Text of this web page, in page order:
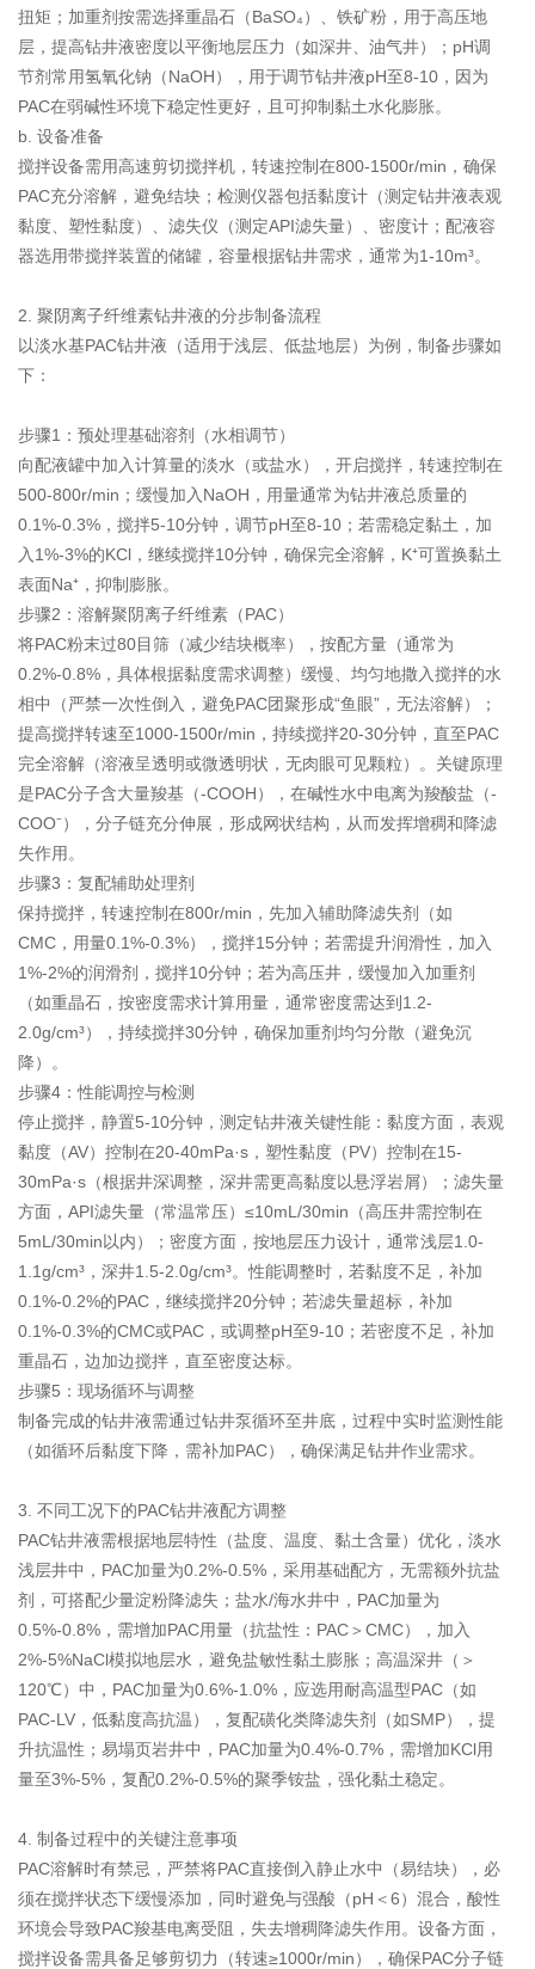
扭矩；加重剂按需选择重晶石（BaSO₄）、铁矿粉，用于高压地
层，提高钻井液密度以平衡地层压力（如深井、油气井）；pH调
节剂常用氢氧化钠（NaOH），用于调节钻井液pH至8-10，因为
PAC在弱碱性环境下稳定性更好，且可抑制黏土水化膨胀。
b. 设备准备
搅拌设备需用高速剪切搅拌机，转速控制在800-1500r/min，确保
PAC充分溶解，避免结块；检测仪器包括黏度计（测定钻井液表观
黏度、塑性黏度）、滤失仪（测定API滤失量）、密度计；配液容
器选用带搅拌装置的储罐，容量根据钻井需求，通常为1-10m³。
2. 聚阴离子纤维素钻井液的分步制备流程
以淡水基PAC钻井液（适用于浅层、低盐地层）为例，制备步骤如
下：
步骤1：预处理基础溶剂（水相调节）
向配液罐中加入计算量的淡水（或盐水），开启搅拌，转速控制在
500-800r/min；缓慢加入NaOH，用量通常为钻井液总质量的
0.1%-0.3%，搅拌5-10分钟，调节pH至8-10；若需稳定黏土，加
入1%-3%的KCl，继续搅拌10分钟，确保完全溶解，K⁺可置换黏土
表面Na⁺，抑制膨胀。
步骤2：溶解聚阴离子纤维素（PAC）
将PAC粉末过80目筛（减少结块概率），按配方量（通常为
0.2%-0.8%，具体根据黏度需求调整）缓慢、均匀地撒入搅拌的水
相中（严禁一次性倒入，避免PAC团聚形成“鱼眼”，无法溶解）；
提高搅拌转速至1000-1500r/min，持续搅拌20-30分钟，直至PAC
完全溶解（溶液呈透明或微透明状，无肉眼可见颗粒）。关键原理
是PAC分子含大量羧基（-COOH），在碱性水中电离为羧酸盐（-
COO⁻），分子链充分伸展，形成网状结构，从而发挥增稠和降滤
失作用。
步骤3：复配辅助处理剂
保持搅拌，转速控制在800r/min，先加入辅助降滤失剂（如
CMC，用量0.1%-0.3%），搅拌15分钟；若需提升润滑性，加入
1%-2%的润滑剂，搅拌10分钟；若为高压井，缓慢加入加重剂
（如重晶石，按密度需求计算用量，通常密度需达到1.2-
2.0g/cm³），持续搅拌30分钟，确保加重剂均匀分散（避免沉
降）。
步骤4：性能调控与检测
停止搅拌，静置5-10分钟，测定钻井液关键性能：黏度方面，表观
黏度（AV）控制在20-40mPa·s，塑性黏度（PV）控制在15-
30mPa·s（根据井深调整，深井需更高黏度以悬浮岩屑）；滤失量
方面，API滤失量（常温常压）≤10mL/30min（高压井需控制在
5mL/30min以内）；密度方面，按地层压力设计，通常浅层1.0-
1.1g/cm³，深井1.5-2.0g/cm³。性能调整时，若黏度不足，补加
0.1%-0.2%的PAC，继续搅拌20分钟；若滤失量超标，补加
0.1%-0.3%的CMC或PAC，或调整pH至9-10；若密度不足，补加
重晶石，边加边搅拌，直至密度达标。
步骤5：现场循环与调整
制备完成的钻井液需通过钻井泵循环至井底，过程中实时监测性能
（如循环后黏度下降，需补加PAC），确保满足钻井作业需求。
3. 不同工况下的PAC钻井液配方调整
PAC钻井液需根据地层特性（盐度、温度、黏土含量）优化，淡水
浅层井中，PAC加量为0.2%-0.5%，采用基础配方，无需额外抗盐
剂，可搭配少量淀粉降滤失；盐水/海水井中，PAC加量为
0.5%-0.8%，需增加PAC用量（抗盐性：PAC＞CMC），加入
2%-5%NaCl模拟地层水，避免盐敏性黏土膨胀；高温深井（＞
120℃）中，PAC加量为0.6%-1.0%，应选用耐高温型PAC（如
PAC-LV，低黏度高抗温），复配磺化类降滤失剂（如SMP），提
升抗温性；易塌页岩井中，PAC加量为0.4%-0.7%，需增加KCl用
量至3%-5%，复配0.2%-0.5%的聚季铵盐，强化黏土稳定。
4. 制备过程中的关键注意事项
PAC溶解时有禁忌，严禁将PAC直接倒入静止水中（易结块），必
须在搅拌状态下缓慢添加，同时避免与强酸（pH＜6）混合，酸性
环境会导致PAC羧基电离受阻，失去增稠降滤失作用。设备方面，
搅拌设备需具备足够剪切力（转速≥1000r/min），确保PAC分子链